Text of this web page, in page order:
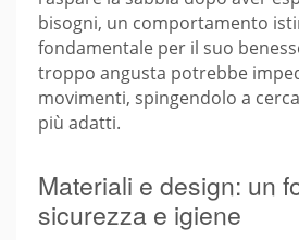
bisogni, un comportamento
fondamentale per il suo
troppo angusta potrebbe
movimenti, spingendolo a
più adatti.
Materiali e design: un
sicurezza e igiene